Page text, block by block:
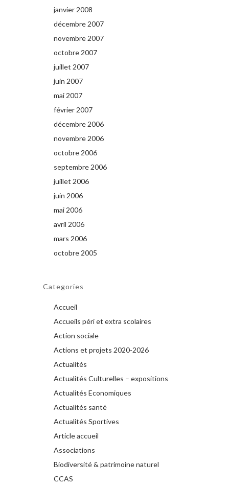
janvier 2008
décembre 2007
novembre 2007
octobre 2007
juillet 2007
juin 2007
mai 2007
février 2007
décembre 2006
novembre 2006
octobre 2006
septembre 2006
juillet 2006
juin 2006
mai 2006
avril 2006
mars 2006
octobre 2005
Categories
Accueil
Accueils péri et extra scolaires
Action sociale
Actions et projets 2020-2026
Actualités
Actualités Culturelles – expositions
Actualités Economiques
Actualités santé
Actualités Sportives
Article accueil
Associations
Biodiversité & patrimoine naturel
CCAS